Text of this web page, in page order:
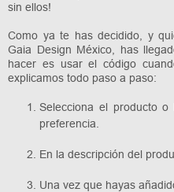
sin ellos!
Como ya te has decidido, y
Gaia Design México, has
hacer es usar el código
explicamos todo paso a paso:
Selecciona el producto
preferencia.
En la descripción del
Una vez que hayas